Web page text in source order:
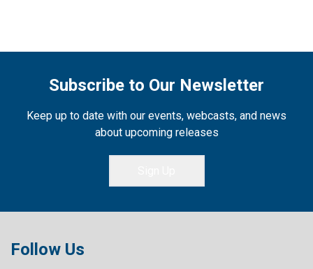
Subscribe to Our Newsletter
Keep up to date with our events, webcasts, and news
about upcoming releases
Follow Us